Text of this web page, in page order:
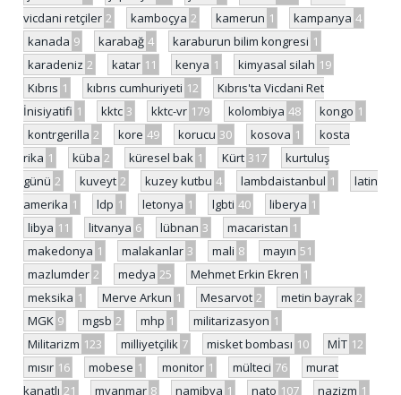
vicdani retçiler 2 kamboçya 2 kamerun 1 kampanya 4
kanada 9 karabağ 4 karaburun bilim kongresi 1
karadeniz 2 katar 11 kenya 1 kimyasal silah 19
Kıbrıs 1 kıbrıs cumhuriyeti 12
Kıbrıs'ta Vicdani Ret
İnisiyatifi 1 kktc 3 kktc-vr 179 kolombiya 48 kongo 1
kontrgerilla 2 kore 49 korucu 30 kosova 1
kosta
rika 1 küba 2 küresel bak 1 Kürt 317
kurtuluş
günü 2 kuveyt 2 kuzey kutbu 4 lambdaistanbul 1
latin
amerika 1 ldp 1 letonya 1 lgbti 40 liberya 1
libya 11 litvanya 6 lübnan 3 macaristan 1
makedonya 1 malakanlar 3 mali 8 mayın 51
mazlumder 2 medya 25 Mehmet Erkin Ekren 1
meksika 1 Merve Arkun 1 Mesarvot 2 metin bayrak 2
MGK 9 mgsb 2 mhp 1 militarizasyon 1
Militarizm 123 milliyetçilik 7 misket bombası 10 MİT 12
mısır 16 mobese 1 monitor 1 mülteci 76
murat
kanatlı 21 myanmar 8 namibya 1 nato 107 nazizm 1